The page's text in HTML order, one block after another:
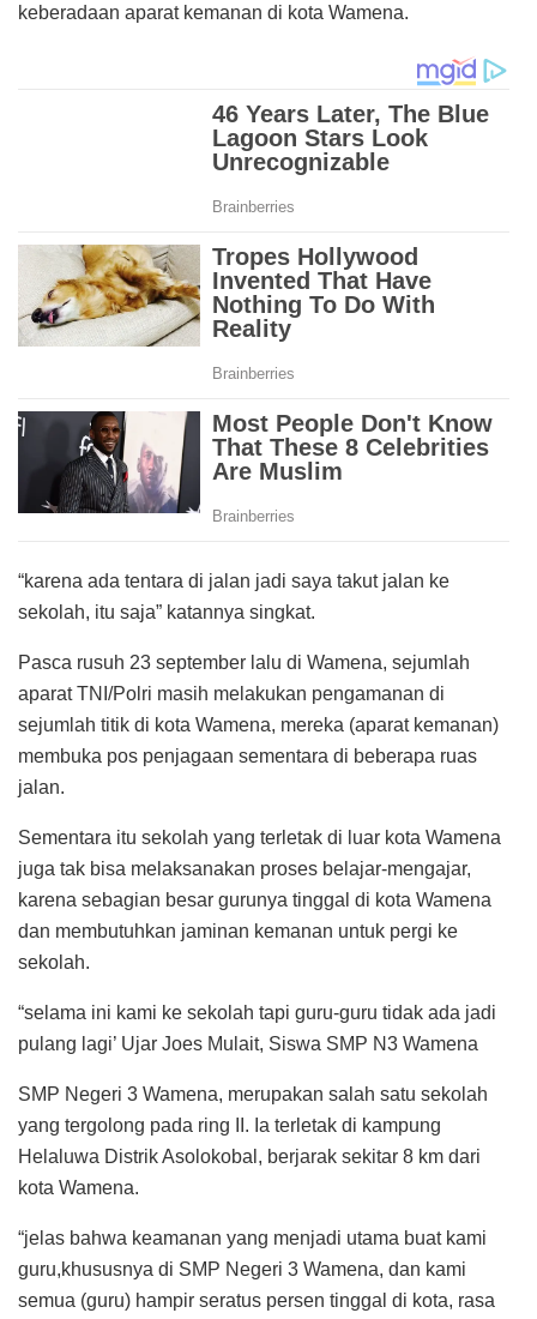
keberadaan aparat kemanan di kota Wamena.
“karena ada tentara di jalan jadi saya takut jalan ke
sekolah, itu saja” katannya singkat.
Pasca rusuh 23 september lalu di Wamena, sejumlah
aparat TNI/Polri masih melakukan pengamanan di
sejumlah titik di kota Wamena, mereka (aparat kemanan)
membuka pos penjagaan sementara di beberapa ruas
jalan.
Sementara itu sekolah yang terletak di luar kota Wamena
juga tak bisa melaksanakan proses belajar-mengajar,
karena sebagian besar gurunya tinggal di kota Wamena
dan membutuhkan jaminan kemanan untuk pergi ke
sekolah.
“selama ini kami ke sekolah tapi guru-guru tidak ada jadi
pulang lagi’ Ujar Joes Mulait, Siswa SMP N3 Wamena
SMP Negeri 3 Wamena, merupakan salah satu sekolah
yang tergolong pada ring II. Ia terletak di kampung
Helaluwa Distrik Asolokobal, berjarak sekitar 8 km dari
kota Wamena.
“jelas bahwa keamanan yang menjadi utama buat kami
guru,khususnya di SMP Negeri 3 Wamena, dan kami
semua (guru) hampir seratus persen tinggal di kota, rasa